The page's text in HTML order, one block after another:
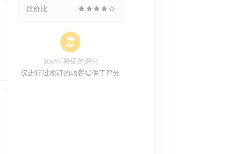
质价比
100% 验证的评分
仅进行过预订的顾客提供了评分